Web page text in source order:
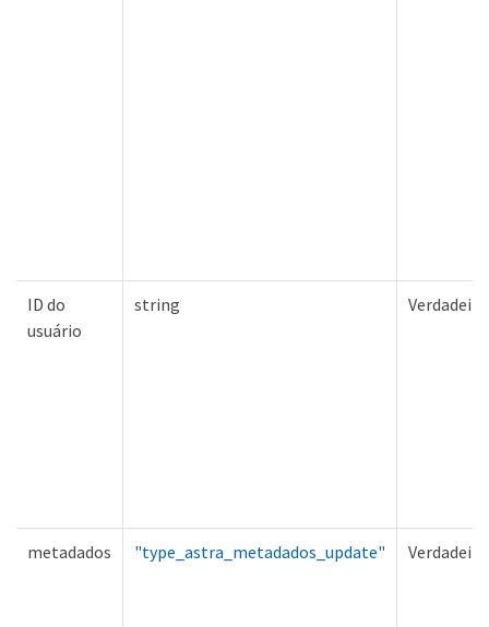
ID do
usuário
string Verdadeiro
metadados "type_astra_metadados_update" Verdadeiro